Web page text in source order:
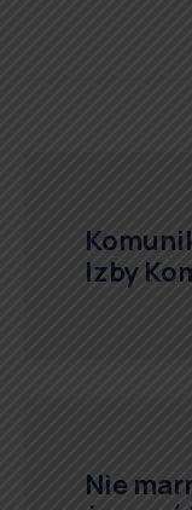
Izby
Nie